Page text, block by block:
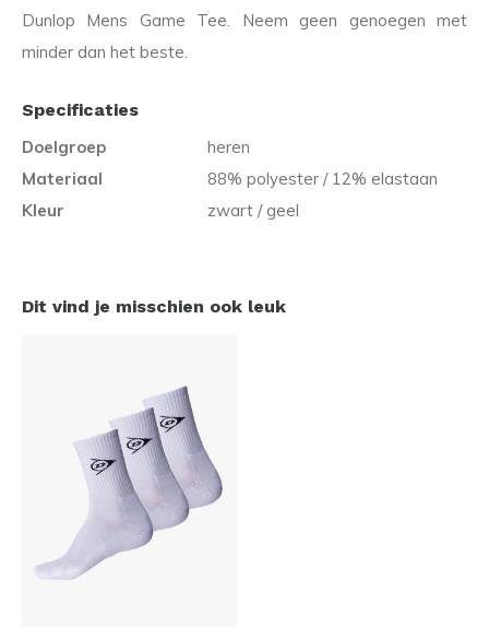
Dunlop Mens Game Tee. Neem geen genoegen met
minder dan het beste.
Specificaties
Doelgroep
heren
Materiaal
88% polyester / 12% elastaan
Kleur
zwart / geel
Dit vind je misschien ook leuk